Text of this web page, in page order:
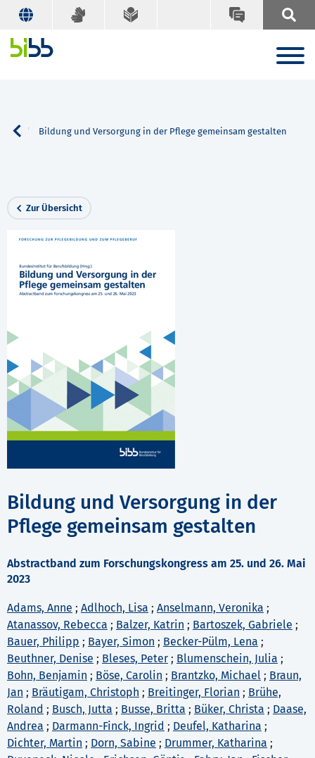
Bildung und Versorgung in der Pflege gemeinsam gestalten
Zur Übersicht
Bildung und Versorgung in der
Pflege gemeinsam gestalten
Abstractband zum Forschungskongress am 25. und 26. Mai
2023
Adams, Anne ; Adlhoch, Lisa ; Anselmann, Veronika ;
Atanassov, Rebecca ; Balzer, Katrin ; Bartoszek, Gabriele ;
Bauer, Philipp ; Bayer, Simon ; Becker-Pülm, Lena ;
Beuthner, Denise ; Bleses, Peter ; Blumenschein, Julia ;
Bohn, Benjamin ; Böse, Carolin ; Brantzko, Michael ; Braun,
Jan ; Bräutigam, Christoph ; Breitinger, Florian ; Brühe,
Roland ; Busch, Jutta ; Busse, Britta ; Büker, Christa ; Daase,
Andrea ; Darmann-Finck, Ingrid ; Deufel, Katharina ;
Dichter, Martin ; Dorn, Sabine ; Drummer, Katharina ;